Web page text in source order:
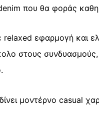
που θα φοράς
relaxed εφαρμογή και
στους
μοντέρνο casual